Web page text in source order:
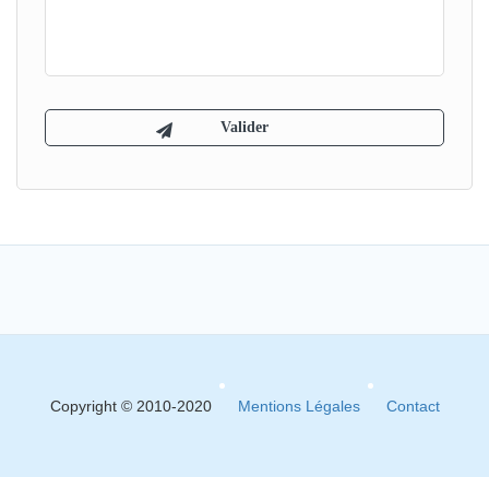
Copyright © 2010-2020 Mentions Légales Contact